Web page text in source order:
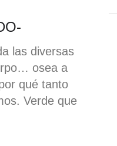
-
las diversas
osea a
qué tanto
Verde que